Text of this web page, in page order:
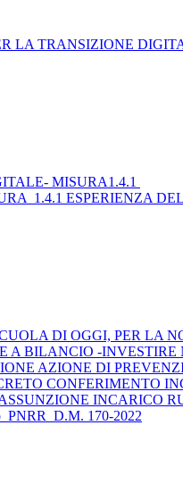
LA TRANSIZIONE
MISURA1.4.1
1.4.1 ESPERIENZA
DI OGGI, PER LA
A BILANCIO -
AZIONE DI
CONFERIMENTO
INCARICO
170-2022